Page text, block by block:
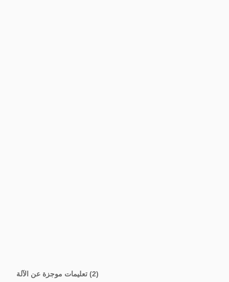
(2) تعليمات موجزة عن الآلة